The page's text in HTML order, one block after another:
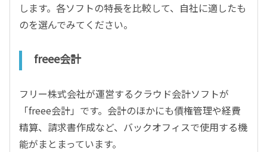
します。各ソフトの特長を比較して、自社に適したも
のを選んでみてください。
freee会計
フリー株式会社が運営するクラウド会計ソフトが
「freee会計」です。会計のほかにも債権管理や経費
精算、請求書作成など、バックオフィスで使用する機
能がまとまっています。